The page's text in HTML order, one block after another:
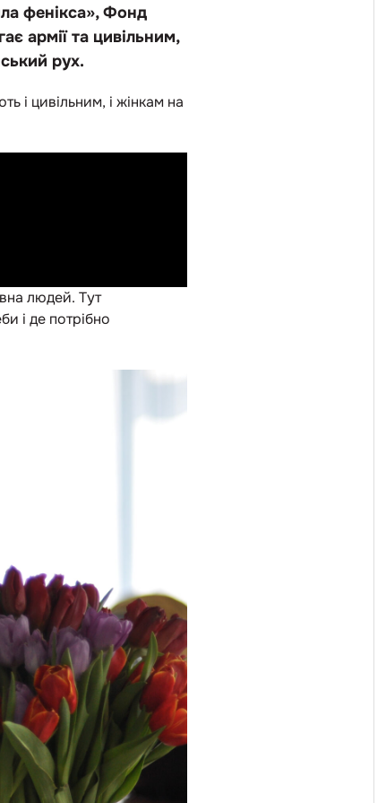
фенікса», Фонд
армії та цивільним,
рух.
і цивільним, і жінкам на
людей. Тут
і де потрібно